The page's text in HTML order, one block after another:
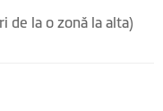
de la o zonă la alta)